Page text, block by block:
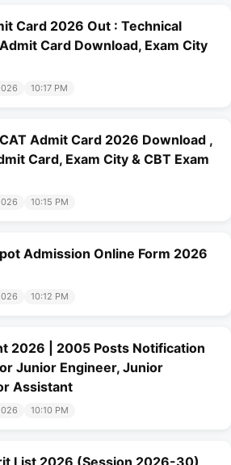
Card 2026 Out : Technical
Card Download, Exam City
10:17 PM
Admit Card 2026 Download ,
Card, Exam City & CBT Exam
10:15 PM
Admission Online Form 2026
10:12 PM
2026 | 2005 Posts Notification
Junior Engineer, Junior
Assistant
10:10 PM
List 2026 (Session 2026-30)